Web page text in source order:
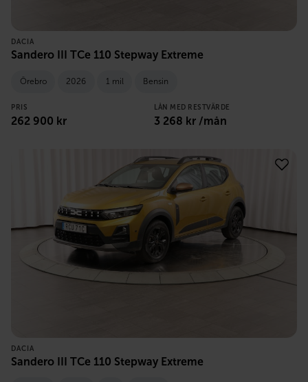
DACIA
Sandero III TCe 110 Stepway Extreme
Örebro 2026 1 mil Bensin
PRIS
262 900 kr
LÅN MED RESTVÄRDE
3 268 kr /mån
DACIA
Sandero III TCe 110 Stepway Extreme